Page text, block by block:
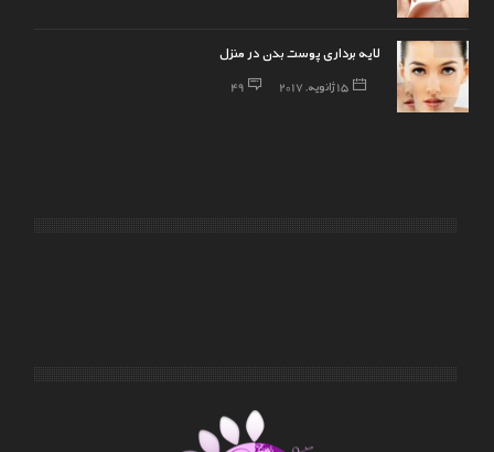
لایه برداری پوست بدن در منزل
15 ژانویه, 2017 49